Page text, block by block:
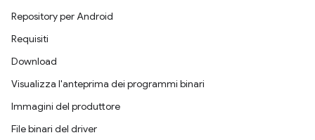
Repository per Android
Requisiti
Download
Visualizza l'anteprima dei programmi binari
Immagini del produttore
File binari del driver